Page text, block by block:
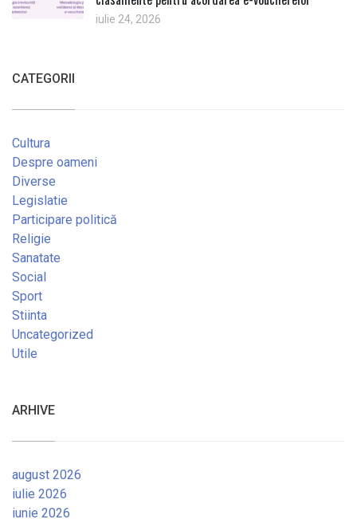
iulie 24, 2026
CATEGORII
Cultura
Despre oameni
Diverse
Legislatie
Participare politică
Religie
Sanatate
Social
Sport
Stiinta
Uncategorized
Utile
ARHIVE
august 2026
iulie 2026
iunie 2026